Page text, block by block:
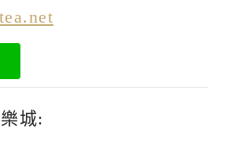
城: